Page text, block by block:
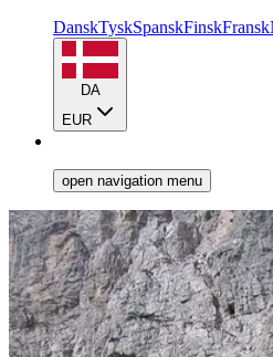
DanskTyskSpanskFinskFransk
DA
EUR
open navigation menu